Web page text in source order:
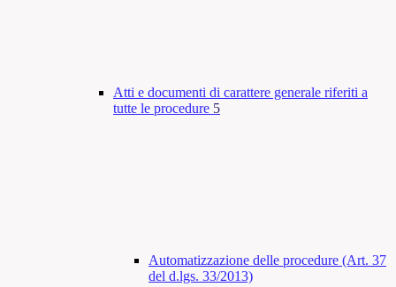
Atti e documenti di carattere generale riferiti a
tutte le procedure 5
Automatizzazione delle procedure (Art. 37
del d.lgs. 33/2013)